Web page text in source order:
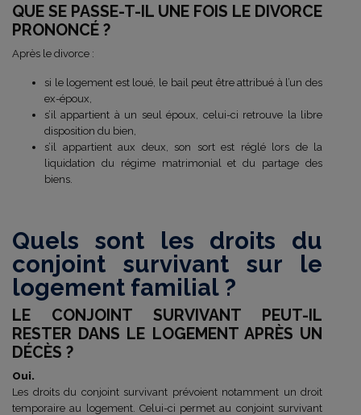
QUE SE PASSE-T-IL UNE FOIS LE DIVORCE
PRONONCÉ ?
Après le divorce :
si le logement est loué, le bail peut être attribué à l’un des
ex-époux,
s’il appartient à un seul époux, celui-ci retrouve la libre
disposition du bien,
s’il appartient aux deux, son sort est réglé lors de la
liquidation du régime matrimonial et du partage des
biens.
Quels sont les droits du
conjoint survivant sur le
logement familial ?
LE CONJOINT SURVIVANT PEUT-IL
RESTER DANS LE LOGEMENT APRÈS UN
DÉCÈS ?
Oui.
Les droits du conjoint survivant prévoient notamment un droit
temporaire au logement. Celui-ci permet au conjoint survivant